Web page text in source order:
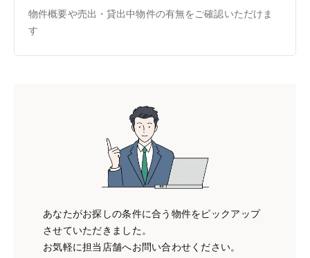
物件概要や売出・貸出中物件の有無をご確認いただけま
す
あなたがお探しの条件に合う物件をピックアップ
させていただきました。
お気軽に担当店舗へお問い合わせください。